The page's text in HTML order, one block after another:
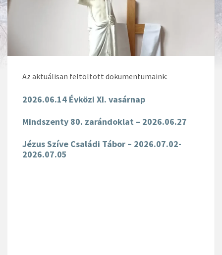
Az aktuálisan feltöltött dokumentumaink:
2026.06.14 Évközi XI. vasárnap
Mindszenty 80. zarándoklat – 2026.06.27
Jézus Szíve Családi Tábor – 2026.07.02-
2026.07.05